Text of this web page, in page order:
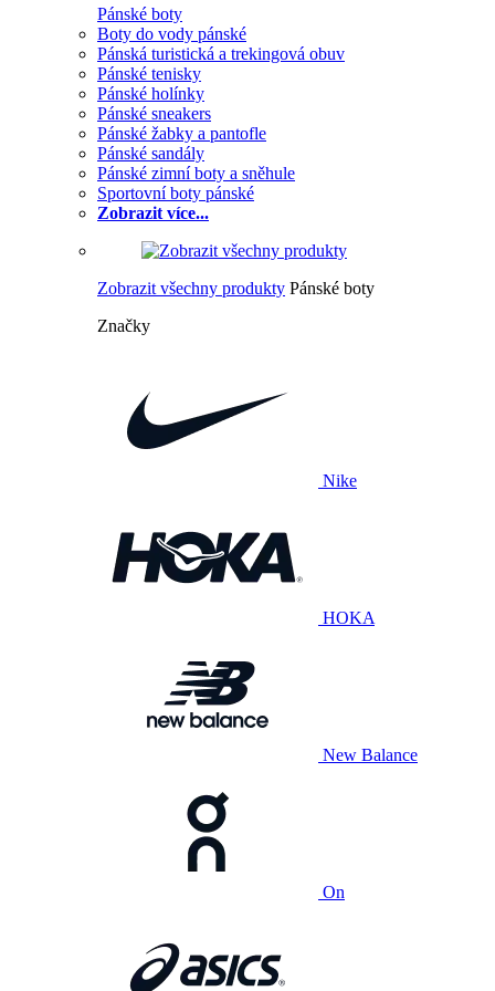
Pánské boty
Boty do vody pánské
Pánská turistická a trekingová obuv
Pánské tenisky
Pánské holínky
Pánské sneakers
Pánské žabky a pantofle
Pánské sandály
Pánské zimní boty a sněhule
Sportovní boty pánské
Zobrazit více...
Zobrazit všechny produkty Pánské boty
Značky
Nike
HOKA
New Balance
On